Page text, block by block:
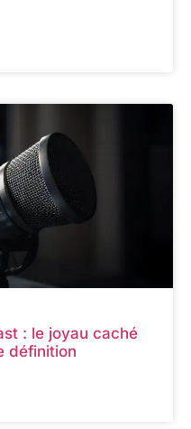
: le joyau caché
définition